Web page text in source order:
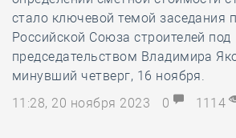
стало ключевой темой заседания
Российской Союза строителей под
председательством Владимира
минувший четверг, 16 ноября.
11:28, 20 ноября 2023
0 1114